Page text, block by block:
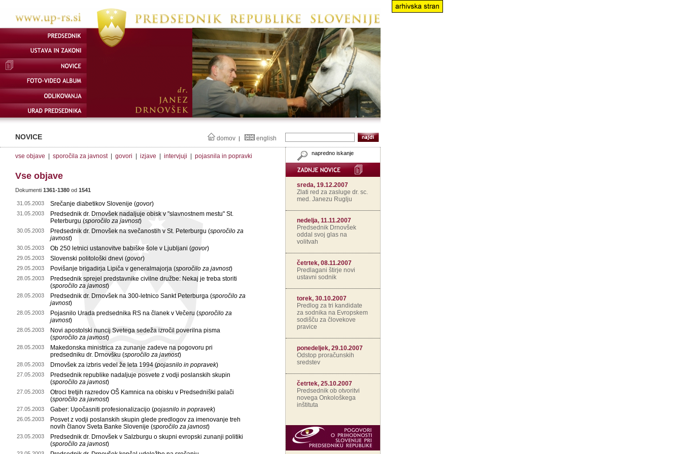
NOVICE domov | english
vse objave sporočila za javnost| govori izjave intervjuji pojasnila in popravki
Vse objave
Dokumenti 1361-1380 od 1541
31.05.2003 Srečanje diabetikov Slovenije (govor)
31.05.2003
Predsednik dr. Drnovšek nadaljuje obisk v "slavnostnem mestu" St.
Peterburgu (sporočilo za javnost)
30.05.2003 Predsednik dr. Drnovšek na svečanostih v St. Peterburgu (sporočilo za
javnost)
30.05.2003 Ob 250 letnici ustanovitve babiške šole v Ljubljani (govor)
29.05.2003 Slovenski politološki dnevi (govor)
29.05.2003 Povišanje brigadirja Lipiča v generalmajorja (sporočilo za javnost)
28.05.2003
Predsednik sprejel predstavnike civilne družbe: Nekaj je treba storiti
(sporočilo za javnost)
28.05.2003 Predsednik dr. Drnovšek na 300-letnico Sankt Peterburga (sporočilo za
javnost)
28.05.2003 Pojasnilo Urada predsednika RS na članek v Večeru (sporočilo za
javnost)
28.05.2003
Novi apostolski nuncij Svetega sedeža izročil poverilna pisma
(sporočilo za javnost)
28.05.2003
Makedonska ministrica za zunanje zadeve na pogovoru pri
predsedniku dr. Drnovšku (sporočilo za javnost)
28.05.2003 Drnovšek za izbris vedel že leta 1994 (pojasnilo in popravek)
27.05.2003
Predsednik republike nadaljuje posvete z vodji poslanskih skupin
(sporočilo za javnost)
27.05.2003
Otroci tretjih razredov OŠ Kamnica na obisku v Predsedniški palači
(sporočilo za javnost)
27.05.2003 Gaber: Upočasniti profesionalizacijo (pojasnilo in popravek)
26.05.2003
Posvet z vodji poslanskih skupin glede predlogov za imenovanje treh
novih članov Sveta Banke Slovenije (sporočilo za javnost)
23.05.2003
Predsednik dr. Drnovšek v Salzburgu o skupni evropski zunanji politiki
(sporočilo za javnost)
napredno iskanje
sreda, 19.12.2007
Zlati red za zasluge dr. sc.
med. Janezu Ruglju
nedelja, 11.11.2007
Predsednik Drnovšek
oddal svoj glas na
volitvah
četrtek, 08.11.2007
Predlagani štirje novi
ustavni sodnik
torek, 30.10.2007
Predlog za tri kandidate
za sodnika na Evropskem
sodišču za človekove
pravice
ponedeljek, 29.10.2007
Odstop proračunskih
sredstev
četrtek, 25.10.2007
Predsednik ob otvoritvi
novega Onkološkega
inštituta